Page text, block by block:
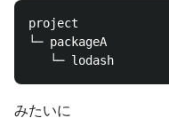
project
└─ packageA
みたいに